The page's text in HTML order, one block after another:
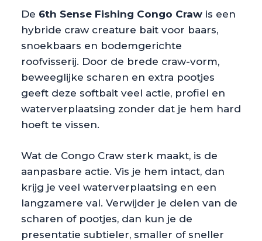
De 6th Sense Fishing Congo Craw is een
hybride craw creature bait voor baars,
snoekbaars en bodemgerichte
roofvisserij. Door de brede craw-vorm,
beweeglijke scharen en extra pootjes
geeft deze softbait veel actie, profiel en
waterverplaatsing zonder dat je hem hard
hoeft te vissen.
Wat de Congo Craw sterk maakt, is de
aanpasbare actie. Vis je hem intact, dan
krijg je veel waterverplaatsing en een
langzamere val. Verwijder je delen van de
scharen of pootjes, dan kun je de
presentatie subtieler, smaller of sneller